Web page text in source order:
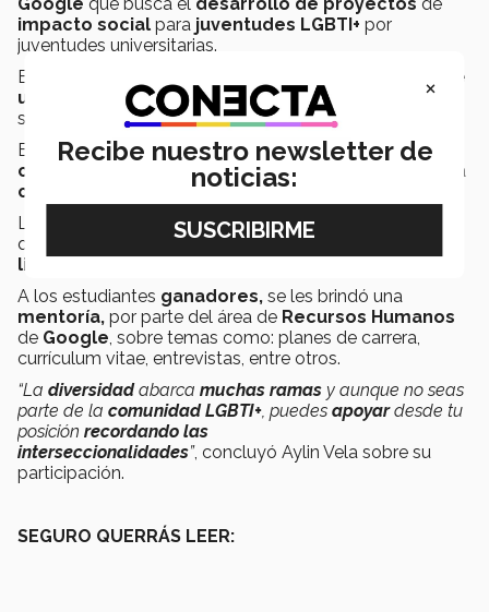
impacto social para juventudes LGBTI+ por
juventudes universitarias.
En esta
de
universidades en México con intereses en temas
sobre
diversidad e inclusión.
El primer día estuvo dedicado acapacitaciones y
conferencias
, mientras que el segundo se centró en la
creación
presentacióndeproyectos
Los
desarrollaronproyectos tecnológicos
que fomenten
espacios comunitarios seguros
libres
A los estudiantes ganadores, se les brindó una
mentoría, por parte del área de Recursos Humanos
de Google , sobre temas como: planes de carrera,
currículum vitae, entrevistas, entre otros.
“La diversidadabarca muchas ramas y aunque no seas
parte de la comunidad LGBTI+ , puedes apoyardesde tu
posición recordando las
interseccionalidades”, concluyó Aylin Vela sobre su
participación.
SEGURO QUERRÁS LEER:
×
Recibe nuestro newsletter de
noticias: